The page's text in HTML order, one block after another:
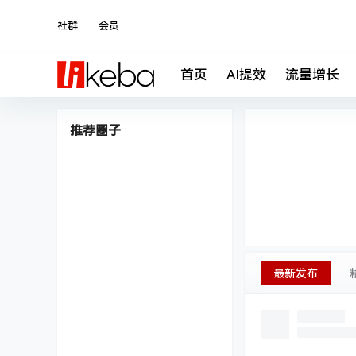
社群 会员
首页 AI提效 流量增长
推荐圈子
最新发布